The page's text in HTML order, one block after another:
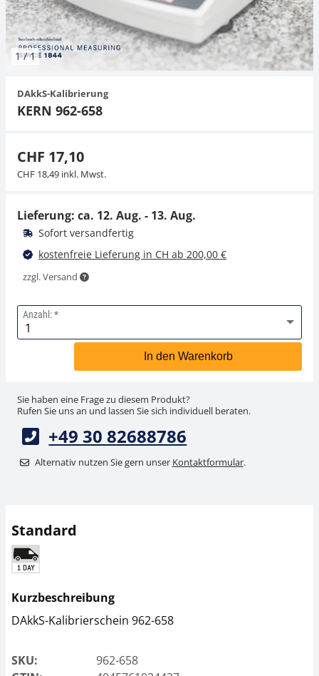
1/1
DAkkS-Kalibrierung
KERN 962-658
CHF 17,10
CHF 18,49 inkl. Mwst.
Lieferung: ca. 12. Aug. - 13. Aug.
Sofort versandfertig
kostenfreie Lieferung in CH ab 200,00 €
zzgl. Versand
Anzahl:
In den Warenkorb
Sie haben eine Frage zu diesem Produkt?
Rufen Sie uns an und lassen Sie sich individuell beraten.
+49 30 82688786
Alternativ nutzen Sie gern unser Kontaktformular.
Standard
Kurzbeschreibung
DAkkS-Kalibrierschein 962-658
SKU:
962-658
Hängewaagen
Organwaagen
Zug- und Druck-Kraftmesszellen
Videomikroskope
Externe Beleuchtungseinheiten
Mikroskopkameras
Expertenanwendungen
Zucker
Newton-Gewichte
Schallpegelmessgerät
Sonstiges